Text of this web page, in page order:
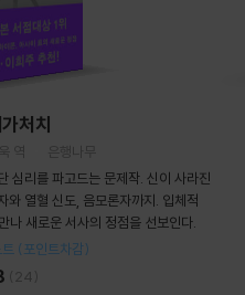
처치
역
은행나무
심리를 파고드는 문제작. 신이 사라진
와 열혈 신도, 음모론자까지. 입체적
나 새로운 서사의 정점을 선보인다.
(포인트차감)
24